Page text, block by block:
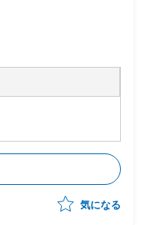
気になる